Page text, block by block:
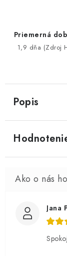
Priemerná
1,9 dňa (Zdroj
Popis
Jana